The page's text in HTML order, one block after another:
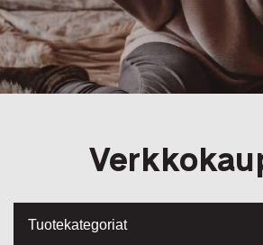
Tuotekategoriat